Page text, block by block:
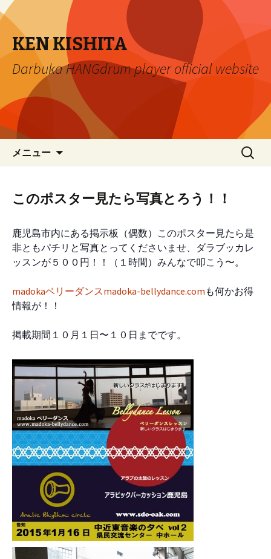
KEN KISHITA
Darbuka HANGdrum player official website
メニュー
ツ
移
動
検
索:
このポスター見たら写真とろう！！
鹿児島市内にある掲示板（偶数）このポスター見たら是
非ともパチリと写真とってくださいませ、ダラブッカレ
ッスンが５００円！！（１時間）みんなで叩こう〜。
madokaベリーダンスmadoka-bellydance.com も何かお得
情報が！！
掲載期間１０月１日〜１０日までです。